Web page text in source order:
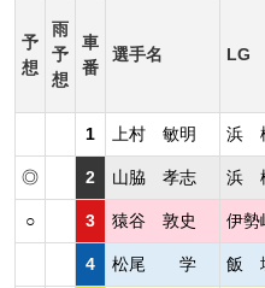
予
想
雨
予
想
車
番
選手名 LG
1 上村 敏明 浜
◎ 2 山脇 孝志 浜
○ 3 猿谷 敦史 伊勢
4 松尾 学 飯